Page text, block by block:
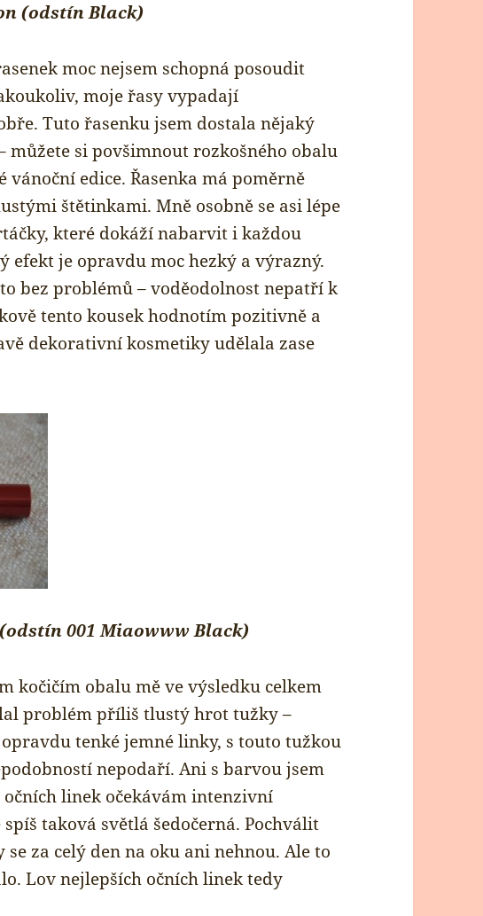
(odstín Black)
moc nejsem schopná posoudit
moje řasy vypadají
Tuto řasenku jsem dostala nějaký
můžete si povšimnout rozkošného obalu
edice. Řasenka má poměrně
štětinkami. Mně osobně se asi lépe
které dokáží nabarvit i každou
efekt je opravdu moc hezký a výrazný.
bez problémů – voděodolnost nepatří k
tento kousek hodnotím pozitivně a
dekorativní kosmetiky udělala zase
001 Miaowww Black)
kočičím obalu mě ve výsledku celkem
problém příliš tlustý hrot tužky –
tenké jemné linky, s touto tužkou
nepodaří. Ani s barvou jsem
linek očekávám intenzivní
taková světlá šedočerná. Pochválit
za celý den na oku ani nehnou. Ale to
Lov nejlepších očních linek tedy